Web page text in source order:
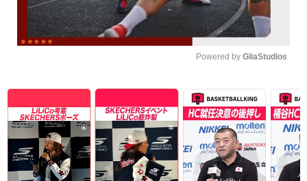
Powered by GliaStudios